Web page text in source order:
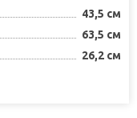
43,5 см
63,5 см
26,2 см